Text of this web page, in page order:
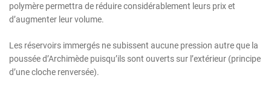
polymère permettra de réduire considérablement leurs prix et
d’augmenter leur volume.
Les réservoirs immergés ne subissent aucune pression autre que la
poussée d’Archimède puisqu’ils sont ouverts sur l’extérieur (principe
d’une cloche renversée).